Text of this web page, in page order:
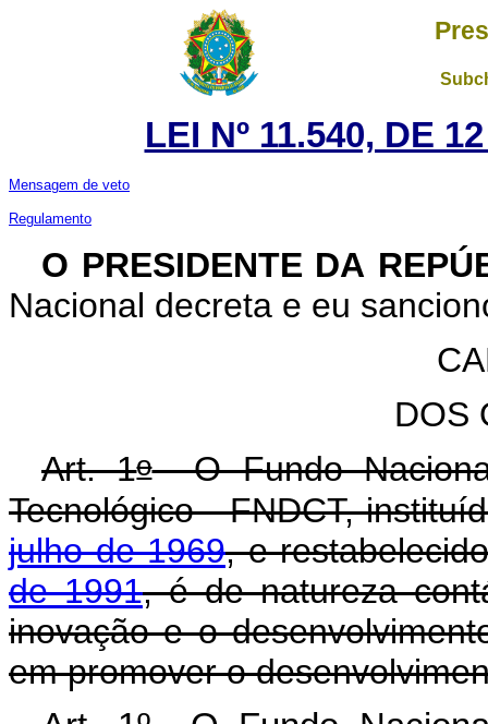
LEI Nº 11.540, DE
Mensagem de veto
Regulamento
O PRESIDENTE DA
Nacional decreta e eu
DOS
Art. 1oO Fundo
Tecnológico - FNDCT,
julho de 1969, e
de 1991, é de natureza
inovação e o
em promover o